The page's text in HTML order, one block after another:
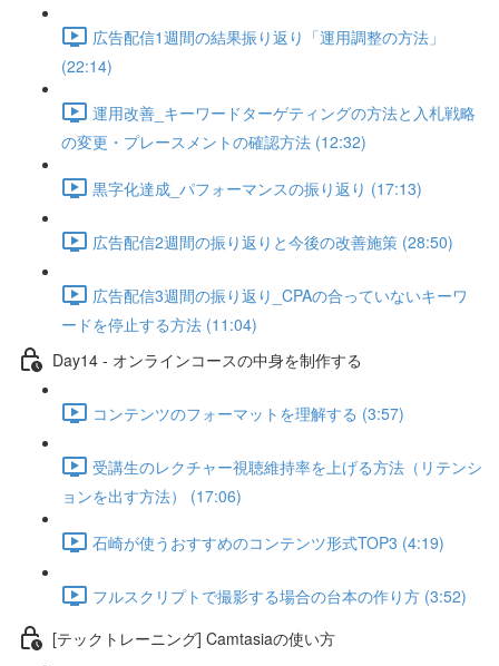
広告配信1週間の結果振り返り「運用調整の方法」
(22:14)
運用改善_キーワードターゲティングの方法と入札戦略
の変更・プレースメントの確認方法 (12:32)
黒字化達成_パフォーマンスの振り返り (17:13)
広告配信2週間の振り返りと今後の改善施策 (28:50)
広告配信3週間の振り返り_CPAの合っていないキーワ
ードを停止する方法 (11:04)
Day14 - オンラインコースの中身を制作する
コンテンツのフォーマットを理解する (3:57)
受講生のレクチャー視聴維持率を上げる方法（リテンシ
ョンを出す方法） (17:06)
石崎が使うおすすめのコンテンツ形式TOP3 (4:19)
フルスクリプトで撮影する場合の台本の作り方 (3:52)
[テックトレーニング] Camtasiaの使い方